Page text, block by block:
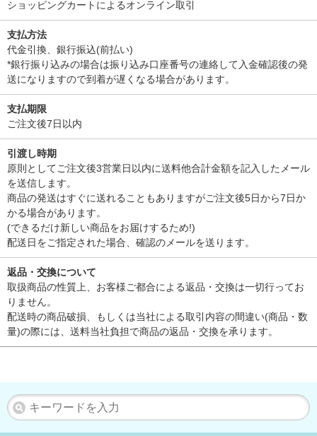
ショッピングカートによるオンライン取引
支払方法
代金引換、銀行振込(前払い)
*銀行振り込みの場合は振り込み口座番号の連絡して入金確認後の発
送になりますので到着が遅くなる場合があります。
支払期限
ご注文後7日以内
引渡し時期
原則としてご注文後3営業日以内に送料他合計金額を記入したメール
を送信します。
商品の発送はすぐに送れることもありますがご注文後5日から7日か
かる場合があります。
(できるだけ新しい商品をお届けするため!)
配送日をご指定された場合、確認のメールを送ります。
返品・交換について
取扱商品の性質上、お客様ご都合による返品・交換は一切行ってお
りません。
配送時の商品破損、もしくは当社による取引内容の間違い(商品・数
量)の際には、送料当社負担で商品の返品・交換を承ります。